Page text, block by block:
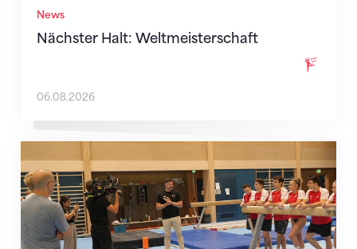
News
Nächster Halt: Weltmeisterschaft
06.08.2026
Mit klaren Zielen nach Zagreb